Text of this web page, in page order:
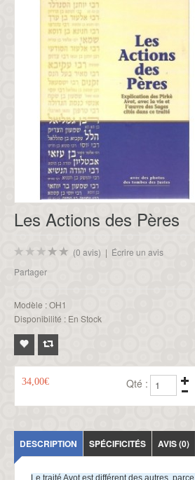
Les Actions des Pères
(0 avis) | Écrire un avis
Partager
Modèle :OH1
Disponibilité : En Stock
34,00€ Qté :
DESCRIPTION SPÉCIFICITÉS AVIS (0)
Le traité Avot est différent des autres,